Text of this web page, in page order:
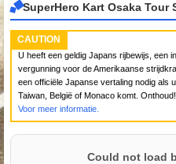
SuperHero Kart Osaka Tour
CAUTION
U heeft een geldig Japans rijbewijs, een
vergunning voor de Amerikaanse
een officiële Japanse vertaling nodig als
Taiwan, België of Monaco komt.
Voor meer informatie.
Could not load